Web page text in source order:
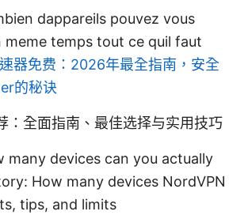
dappareils pouvez vous
meme temps tout ce quil faut
器免费：2026年最全指南，安全
的秘诀
：全面指南、最佳选择与实用技巧
many devices can you actually
How many devices NordVPN
tips, and limits